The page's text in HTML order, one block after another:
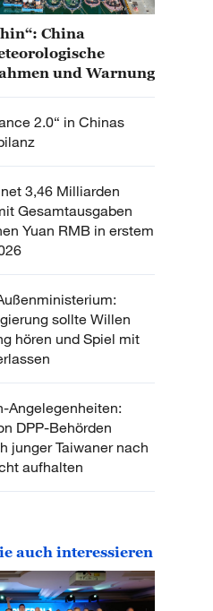
China
und Warnung
2.0“ in Chinas
3,46 Milliarden
Gesamtausgaben
Yuan RMB in erstem
sollte Willen
hören und Spiel mit
Angelegenheiten:
DPP-Behörden
junger Taiwaner nach
aufhalten
auch interessieren